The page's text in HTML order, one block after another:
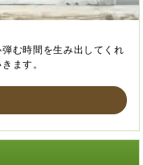
む時間を生み出してくれ
ます。